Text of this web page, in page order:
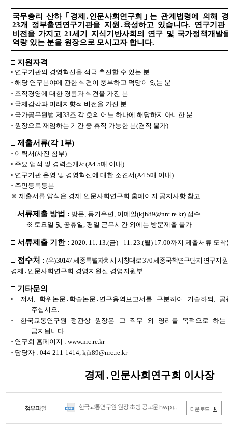
국무총리 산하 ｢ 경제 ․인문사회연구회 ｣ 는 관계법령에 의해
23개 정부출연연구기관을 지원 ․육성하고 있습니다. 연구기
비전을 가지고21세기 지식기반사회의 연구 및 국가정책개발
역량 있는 분을 원장으로 모시고자 합니다.
□ 지원자격
◦ 연구기관의 경영혁신을 적극 추진할 수 있는 분
◦ 해당 연구분야에 관한 식견이 풍부하고 덕망이 있는 분
◦ 조직경영에 대한 경륜과 식견을 가진 분
◦ 국제감각과 미래지향적 비전을 가진 분
◦ 국가공무원법 제33조 각 호의 어느 하나에 해당하지 아니한 분
◦ 원장으로 재임하는 기간 중 휴직 가능한 분(겸직 불가)
□ 제출서류(각 1 부)
◦ 이력서(사진 첨부)
◦ 주요 업적 및 경력소개서(A4 5매 이내)
◦ 연구기관 운영 및 경영혁신에 대한 소견서(A4 5매 이내)
◦ 주민등록등본
※ 제출서류 양식은 경제 ·인문사회연구회 홈페이지 공지사항 참고
□ 서류제출 방법 : 방문, 등기우편, 이메일(kjh89@nrc.re.kr) 접수
※ 토요일 및 공휴일, 평일 근무시간 외에는 방문제출 불가
□ 서류제출 기한 : 2020. 11. 13.(금) - 11. 23.(월) 17:00까지 제출서류 도
□ 접수처 : (우) 30147 세종특별자치시 시청대로370세종국책연구단지 연구지
경제 ․ 인문사회연구회 경영지원실 경영지원부
□ 기타문의
◦ 저서, 학위논문 ․ 학술논문 ․ 연구용역보고서를 구분하여 기술하되,
주십시오.
◦ 한국교통연구원 정관상 원장은 그 직무 외 영리를 목적으로 하
금지됩니다.
◦ 연구회 홈페이지 : www.nrc.re.kr
◦ 담당자 : 044-211-1414, kjh89@nrc.re.kr
경제 ․ 인문사회연구회 이사장
첨부파일 한국교통연구원 원장 초빙 공고문.hwp (0Byte / 다운로드 257회) 다운로드